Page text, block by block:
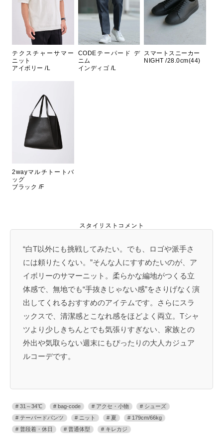
テクスチャーサマー
ニット
アイボリー /L
CODEテーパード デ
ニム
インディゴ /L
スマートスニーカー
NIGHT /28.0cm(44)
2wayマルチトートバ
ッグ
ブラック /F
スタイリストコメント
“白T以外にも挑戦してみたい。でも、ロゴや派手さ
には頼りたくない。”そんな人にすすめたいのが、ア
イボリーのサマーニット。柔らかな編地がつくる立
体感で、無地でも“手抜きじゃない感”をさりげなく演
出してくれるおすすめのアイテムです。さらにスラ
ックスで、清潔感とこなれ感をほどよく両立。Tシャ
ツより少しきちんとでも気張りすぎない、家族との
外出や気取らない週末にもぴったりの大人カジュア
ルコーデです。
31～34℃ bag-code アクセ・小物
シューズ
テーパードパンツ
ニット 夏
179cm/66kg
普段着・休日
普通体型 キレカジ